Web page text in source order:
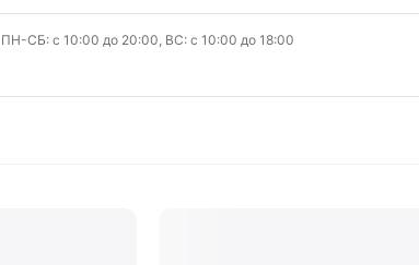
ПН-СБ: с 10:00 до 20:00, ВС: с 10:00 до 18:00